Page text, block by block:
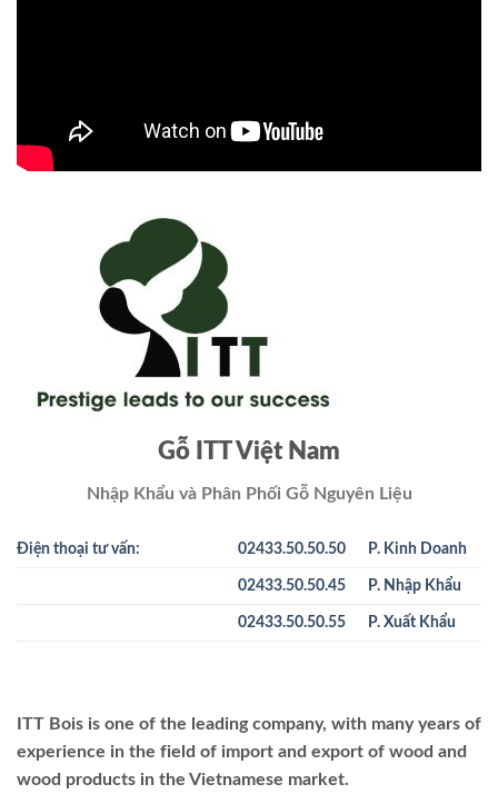
Gỗ ITT Việt Nam
Nhập Khẩu và Phân Phối Gỗ Nguyên Liệu
Điện thoại tư vấn: 02433.50.50.50 P. Kinh Doanh
02433.50.50.45 P. Nhập Khẩu
02433.50.50.55 P. Xuất Khẩu
ITT Bois is one of the leading company, with many years of
experience in the field of import and export of wood and
wood products in the Vietnamese market.